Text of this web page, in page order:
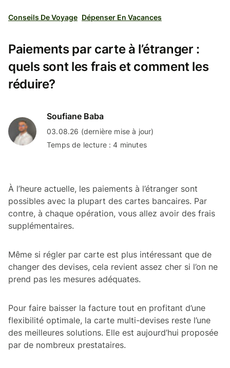
Conseils De Voyage Dépenser En Vacances
Paiements par carte à l’étranger :
quels sont les frais et comment les
réduire?
Soufiane Baba
03.08.26 (dernière mise à jour)
Temps de lecture : 4 minutes
À l’heure actuelle, les paiements à l’étranger sont
possibles avec la plupart des cartes bancaires. Par
contre, à chaque opération, vous allez avoir des frais
supplémentaires.
Même si régler par carte est plus intéressant que de
changer des devises, cela revient assez cher si l’on ne
prend pas les mesures adéquates.
Pour faire baisser la facture tout en profitant d’une
flexibilité optimale, la carte multi-devises reste l’une
des meilleures solutions. Elle est aujourd’hui proposée
par de nombreux prestataires.